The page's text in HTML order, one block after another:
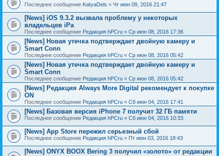
Последнее сообщение KatyaDels « Чт июн 09, 2016 21:47
[News] iOS 9.3.2 вызвала проблему у некоторых
владельцев iPa
Последнее сообщение Редакция hPCru « Ср июн 08, 2016 17:36
[News] Новая утечка подтверждает двойную камеру и
Smart Conn
Последнее сообщение Редакция hPCru « Ср июн 08, 2016 05:42
[News] Новая утечка подтверждает двойную камеру и
Smart Conn
Последнее сообщение Редакция hPCru « Ср июн 08, 2016 05:42
[News] Редакция Always More Digital рекомендует к покупке
ON
Последнее сообщение Редакция hPCru « Сб июн 04, 2016 17:41
[News] Базовая версия iPhone 7 получит 32 ГБ памяти
Последнее сообщение Редакция hPCru « Сб июн 04, 2016 10:33
[News] App Store пережил серьезный сбой
Последнее сообщение Редакция hPCru « Пт июн 03, 2016 18:43
[News] ONYX BOOX Bering 3 получил «золото» от редакции